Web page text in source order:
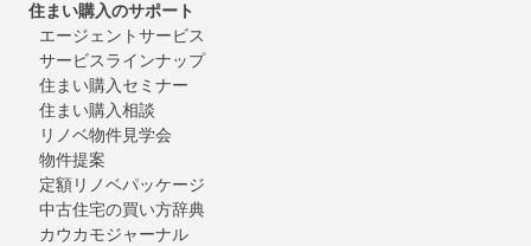
住まい購入のサポート
エージェントサービス
サービスラインナップ
住まい購入セミナー
住まい購入相談
リノベ物件見学会
物件提案
定額リノベパッケージ
中古住宅の買い方辞典
カウカモジャーナル